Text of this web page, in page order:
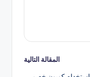
المقالة التالية